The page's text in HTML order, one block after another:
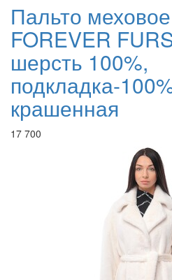
Пальто
FOREVER
шерсть 100%,
подкладка-
крашенная
17 700